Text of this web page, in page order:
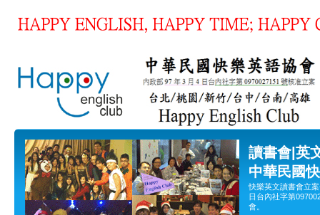
讀書會|英
中華民國
快樂英文讀書會立
日台內社字第
會。